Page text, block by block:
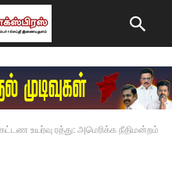
கட்டண உயர்வு ரத்து: அமெரிக்க நீதிமன்றம்